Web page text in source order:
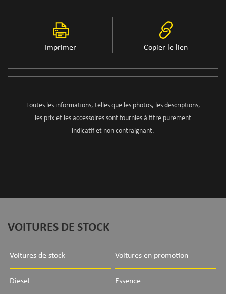
Imprimer Copier le lien
Toutes les informations, telles que les photos, les descriptions,
les prix et les accessoires sont fournies à titre purement
indicatif et non contraignant.
VOITURES DE STOCK
Voitures de stock Voitures en promotion
Diesel Essence